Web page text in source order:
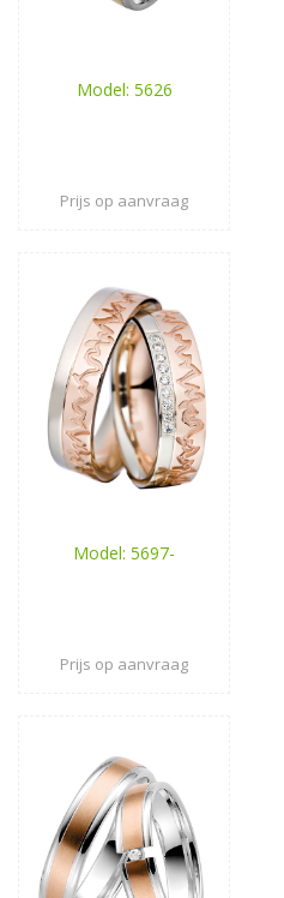
Model: 5626
Prijs op aanvraag
Model: 5697-
Prijs op aanvraag